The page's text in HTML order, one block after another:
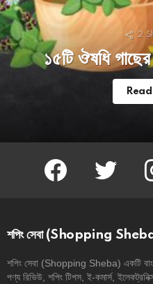
2
১৫টি ঔষধি
facebook twitter
শপিং সেবা (Shopping
শপিং সেবা (Shopping Sheba) একটি
পণ্য রিভিউ, শপিং টিপস, ই-কমার্স,